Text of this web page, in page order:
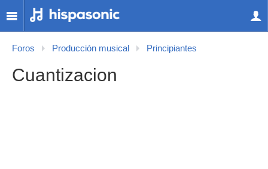
Foros Producción musical Principiantes
Cuantizacion